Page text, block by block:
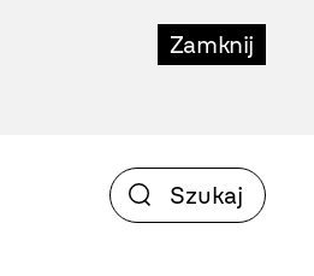
Zamknij